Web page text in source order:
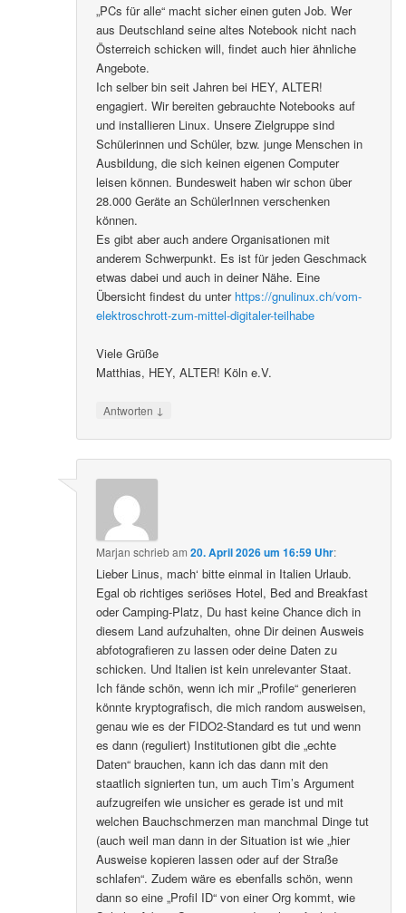
„PCs für alle“ macht sicher einen guten Job. Wer
aus Deutschland seine altes Notebook nicht nach
Österreich schicken will, findet auch hier ähnliche
Angebote.
Ich selber bin seit Jahren bei HEY, ALTER!
engagiert. Wir bereiten gebrauchte Notebooks auf
und installieren Linux. Unsere Zielgruppe sind
Schülerinnen und Schüler, bzw. junge Menschen in
Ausbildung, die sich keinen eigenen Computer
leisen können. Bundesweit haben wir schon über
28.000 Geräte an SchülerInnen verschenken
können.
Es gibt aber auch andere Organisationen mit
anderem Schwerpunkt. Es ist für jeden Geschmack
etwas dabei und auch in deiner Nähe. Eine
Übersicht findest du unter https://gnulinux.ch/vom-
elektroschrott-zum-mittel-digitaler-teilhabe
Viele Grüße
Matthias, HEY, ALTER! Köln e.V.
Antworten ↓
Marjan schriebam20. April 2026 um 16:59 Uhr:
Lieber Linus, mach‘ bitte einmal in Italien Urlaub.
Egal ob richtiges seriöses Hotel, Bed and Breakfast
oder Camping-Platz, Du hast keine Chance dich in
diesem Land aufzuhalten, ohne Dir deinen Ausweis
abfotografieren zu lassen oder deine Daten zu
schicken. Und Italien ist kein unrelevanter Staat.
Ich fände schön, wenn ich mir „Profile“ generieren
könnte kryptografisch, die mich random ausweisen,
genau wie es der FIDO2-Standard es tut und wenn
es dann (reguliert) Institutionen gibt die „echte
Daten“ brauchen, kann ich das dann mit den
staatlich signierten tun, um auch Tim’s Argument
aufzugreifen wie unsicher es gerade ist und mit
welchen Bauchschmerzen man manchmal Dinge tut
(auch weil man dann in der Situation ist wie „hier
Ausweise kopieren lassen oder auf der Straße
schlafen“. Zudem wäre es ebenfalls schön, wenn
dann so eine „Profil ID“ von einer Org kommt, wie